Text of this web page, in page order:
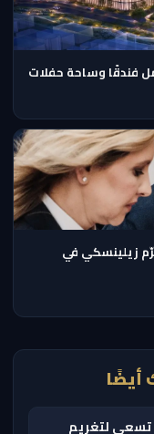
زيلينسكي في
تسعى لتغريم